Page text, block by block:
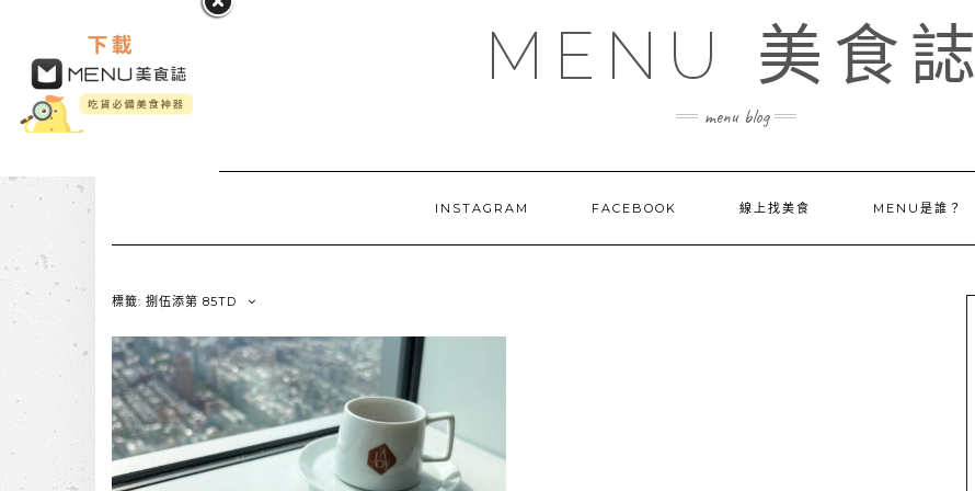
MENU 美食誌
menu blog
INSTAGRAM FACEBOOK 線上找美食 MENU是誰？
標籤: 捌伍添第 85TD